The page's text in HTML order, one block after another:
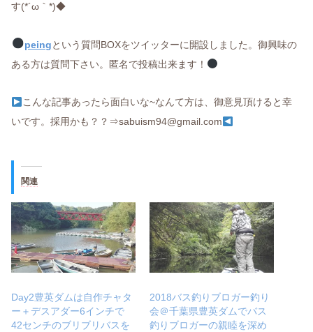
す(*´ω｀*)◆
peingという質問BOXをツイッターに開設しました。御興味の
ある方は質問下さい。匿名で投稿出来ます！
こんな記事あったら面白いな~なんて方は、御意見頂けると幸
いです。採用かも？？⇒sabuism94@gmail.com
関連
Day2豊英ダムは自作チャタ
ー＋デスアダー6インチで
42センチのブリブリバスを
2018バス釣りブロガー釣り
会＠千葉県豊英ダムでバス
釣りブロガーの親睦を深め